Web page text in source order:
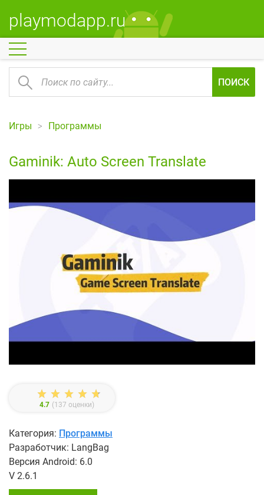
playmodapp.ru
ПОИСК
Игры Программы
Gaminik: Auto Screen Translate
4.7 (137 оценки)
Категория: Программы
Разработчик: LangBag
Версия Android: 6.0
V 2.6.1